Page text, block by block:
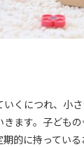
くにつれ、小
ます。子ども
的に持ってい